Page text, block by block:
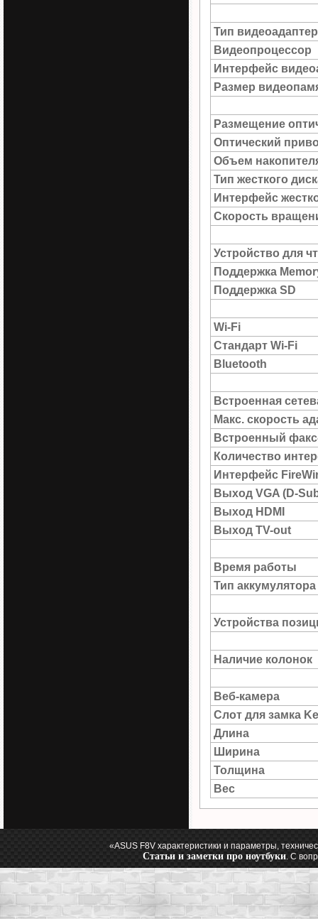
Тип
Видеопроцессор
Интерфейс
Размер
Размещение
Оптический
Объем
Тип жесткого
Интерфейс
Скорость
Устройство для
Поддержка
Поддержка SD
Wi-Fi
Стандарт Wi-Fi
Bluetooth
Встроенная
Макс. скорость
Встроенный
Количество
Интерфейс
Выход VGA (D-
Выход HDMI
Выход TV-out
Время работы
Тип аккумулятора
Устройства
Наличие колонок
Веб-камера
Слот для замка
Длина
Ширина
Толщина
Вес
«ASUS F8V характеристики и параметры,
Статьи и заметки про ноутбуки. С